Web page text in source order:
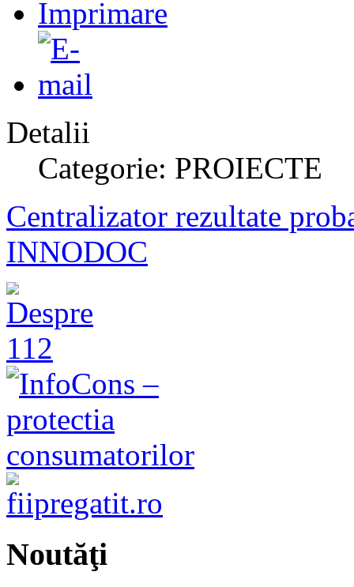
Detalii
Categorie: PROIECTE
Centralizator rezultate
INNODOC
Noutăţi